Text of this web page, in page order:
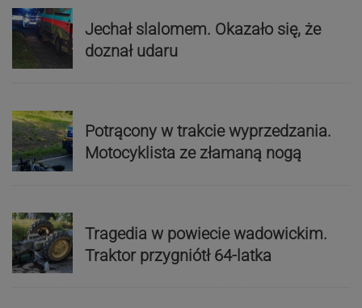
Jechał slalomem. Okazało się, że
doznał udaru
Potrącony w trakcie wyprzedzania.
Motocyklista ze złamaną nogą
Tragedia w powiecie wadowickim.
Traktor przygniótł 64-latka